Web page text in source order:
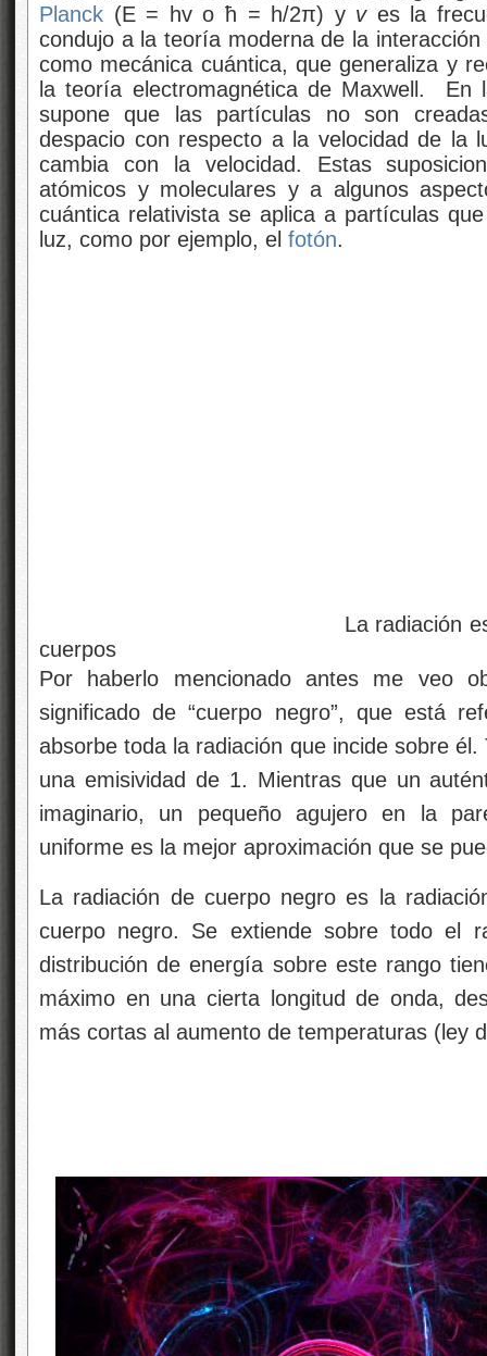
Planck (E = hv o ħ = h/2π) y ves la
condujo a la teoría moderna de la
como mecánica cuántica, que generaliza y
la teoría electromagnética de Maxwell. En
supone que las partículas no son
despacio con respecto a la velocidad de la
cambia con la velocidad. Estas
atómicos y moleculares y a algunos
cuántica relativista se aplica a partículas
luz, como por ejemplo, el fotón.
La radiación está presente
cuerpos
Por haberlo mencionado antes me veo
significado de “cuerpo negro”, que está
absorbe toda la radiación que incide sobre
una emisividad de 1. Mientras que un
imaginario, un pequeño agujero en la
uniforme es la mejor aproximación que se
La radiación de cuerpo negro es la
cuerpo negro. Se extiende sobre todo el
distribución de energía sobre este rango
máximo en una cierta longitud de onda,
más cortas al aumento de temperaturas (ley